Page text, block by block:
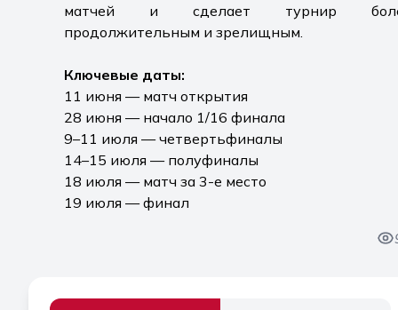
матчей и сделает турнир
продолжительным и зрелищным.
Ключевые даты:
11 июня — матч открытия
28 июня — начало 1/16 финала
9–11 июля — четвертьфиналы
14–15 июля — полуфиналы
18 июля — матч за 3-е место
19 июля — финал